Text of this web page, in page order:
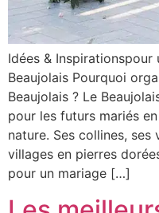
Idées &
Beaujolais Pourquoi
Beaujolais ? Le
pour les futurs mariés
nature. Ses collines,
villages en pierres
pour un mariage […]